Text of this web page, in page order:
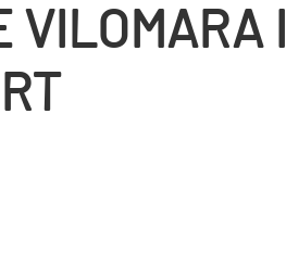
VILOMARA I